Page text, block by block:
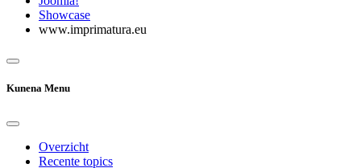
Showcase
www.imprimatura.eu
Kunena Menu
Overzicht
Recente topics